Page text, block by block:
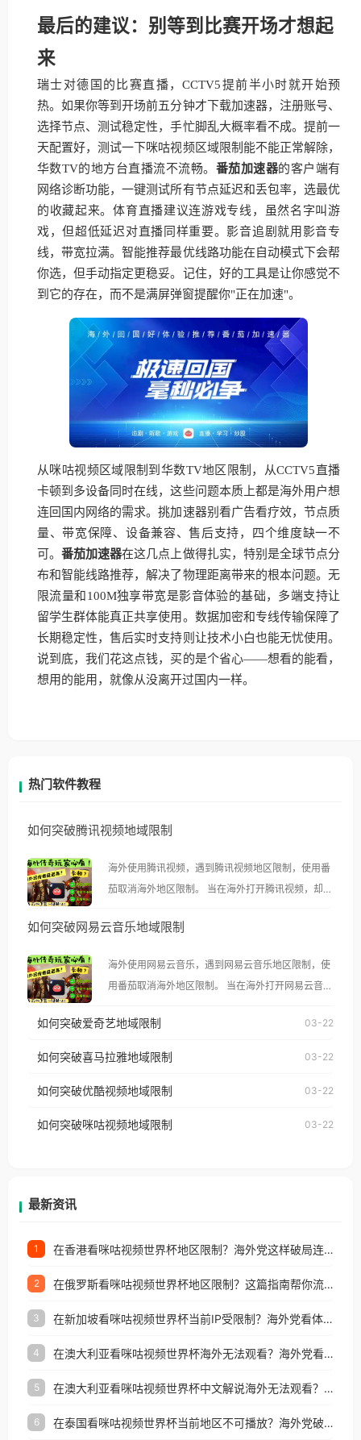
最后的建议：别等到比赛开场才想起
来
瑞士对德国的比赛直播，CCTV5提前半小时就开始预
热。如果你等到开场前五分钟才下载加速器，注册账号、
选择节点、测试稳定性，手忙脚乱大概率看不成。提前一
天配置好，测试一下咪咕视频区域限制能不能正常解除，
华数TV的地方台直播流不流畅。 番茄加速器的客户端有
网络诊断功能，一键测试所有节点延迟和丢包率，选最优
的收藏起来。体育直播建议连游戏专线，虽然名字叫游
戏，但超低延迟对直播同样重要。影音追剧就用影音专
线，带宽拉满。智能推荐最优线路功能在自动模式下会帮
你选，但手动指定更稳妥。记住，好的工具是让你感觉不
到它的存在，而不是满屏弹窗提醒你"正在加速"。
从咪咕视频区域限制到华数TV地区限制，从CCTV5直播
卡顿到多设备同时在线，这些问题本质上都是海外用户想
连回国内网络的需求。挑加速器别看广告看疗效，节点质
量、带宽保障、设备兼容、售后支持，四个维度缺一不
可。番茄加速器在这几点上做得扎实，特别是全球节点分
布和智能线路推荐，解决了物理距离带来的根本问题。无
限流量和100M独享带宽是影音体验的基础，多端支持让
留学生群体能真正共享使用。数据加密和专线传输保障了
长期稳定性，售后实时支持则让技术小白也能无忧使用。
说到底，我们花这点钱，买的是个省心——想看的能看，
想用的能用，就像从没离开过国内一样。
热门软件教程
如何突破腾讯视频地域限制
海外使用腾讯视频，遇到腾讯视频地区限制，使用番
茄取消海外地区限制。 当在海外打开腾讯视频，却突
示语。 海外用户如香港、澳门、台湾、美国、加拿
像其他音乐平台一样，出现地区及版权限制问题，且
仅能在中国大陆地区播放。 遇到这个问题的朋友们，
使用番茄回国加速器，即可解决「海外用户收听腾讯
台湾、美国、加拿大、澳大利亚、欧洲等国家和地区
权限制所困扰。
如何突破网易云音乐地域限制
海外使用网易云音乐，遇到网易云音乐地区限制，使
用番茄取消海外地区限制。 当在海外打开网易云音
播放”的提示语。 海外用户如香港、澳门、台湾、美
国、加拿大、澳大利亚、欧洲等国家和地区时，网易
制问题，且仅能在中国大陆地区播放。 遇到这个问题
户收听网易云音乐地区版权限制」的问题，无论人在
如何突破爱奇艺地域限制 03-22
如何突破喜马拉雅地域限制 03-22
如何突破优酷视频地域限制 03-22
如何突破咪咕视频地域限制 03-22
最新资讯
1 在香港看咪咕视频世界杯地区限制？海外党这样破局连看7天不卡顿！
2 在俄罗斯看咪咕视频世界杯地区限制？这篇指南帮你流畅看中文解说赛事
3 在新加坡看咪咕视频世界杯当前IP受限制？海外党看体育赛事的终极破局指南
4 在澳大利亚看咪咕视频世界杯海外无法观看？海外党看国内体育直播的终极解法
5 在澳大利亚看咪咕视频世界杯中文解说海外无法观看？这篇指南帮你搞定所有体育直播难题
6 在泰国看咪咕视频世界杯当前地区不可播放？海外党破局看中文解说赛事指南